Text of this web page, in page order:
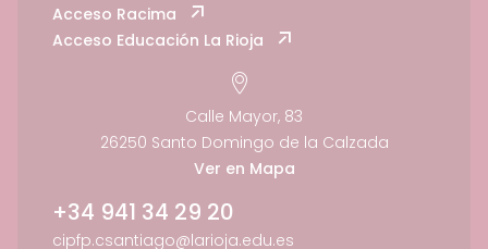
Acceso Racima
Acceso Educación La Rioja
Calle Mayor, 83
26250 Santo Domingo de la Calzada
Ver en Mapa
+34 941 34 29 20
cipfp.csantiago@larioja.edu.es